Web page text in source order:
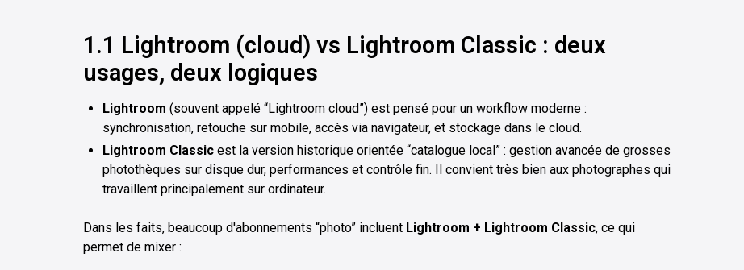
1.1 Lightroom (cloud) vs Lightroom Classic : deux
usages, deux logiques
Lightroom (souvent appelé “Lightroom cloud”) est pensé pour un workflow moderne :
synchronisation, retouche sur mobile, accès via navigateur, et stockage dans le cloud.
Lightroom Classic est la version historique orientée “catalogue local” : gestion avancée de grosses
photothèques sur disque dur, performances et contrôle fin. Il convient très bien aux photographes qui
travaillent principalement sur ordinateur.
Dans les faits, beaucoup d'abonnements “photo” incluent Lightroom + Lightroom Classic, ce qui
permet de mixer :